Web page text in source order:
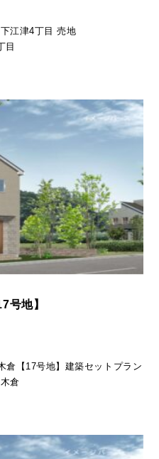
江津4丁目 売地
目
号地】
倉【17号地】建築セットプラン
倉